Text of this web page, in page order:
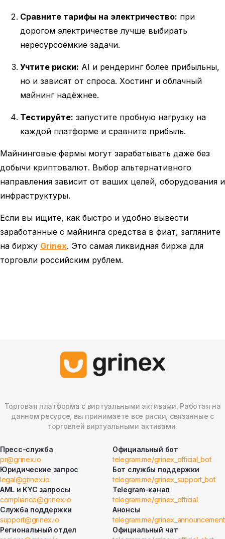
Сравните тарифы на электричество: при
дорогом электричестве лучше выбирать
нересурсоёмкие задачи.
Учтите риски: AI и рендеринг более прибыльны,
но и зависят от спроса. Хостинг и облачный
майнинг надёжнее.
Тестируйте: запустите пробную нагрузку на
каждой платформе и сравните прибыль.
Майнинговые фермы могут зарабатывать даже без
добычи криптовалют. Выбор альтернативного
направления зависит от ваших целей, оборудования и
инфраструктуры.
Если вы ищите, как быстро и удобно вывести
заработанные с майнинга средства в фиат, загляните
на биржу Grinex. Это самая ликвидная биржа для
торговли российским рублем.
Торговая платформа с виртуальными активами. Работая на
данном ресурсе, вы принимаете все риски, связанные с
торговлей виртуальными активами.
Пресс-служба
pr@grinex.io
Юридические запрос
legal@grinex.io
AML и KYC запросы
compliance@grinex.io
Служба поддержки
support@grinex.io
Региональный отдел
Официальный бот
telegram.me/grinex_official_bot
Бот службы поддержки
telegram.me/grinex_support_bot
Telegram-канал
telegram.me/grinex_official
Анонсы
telegram.me/
Официальный чат